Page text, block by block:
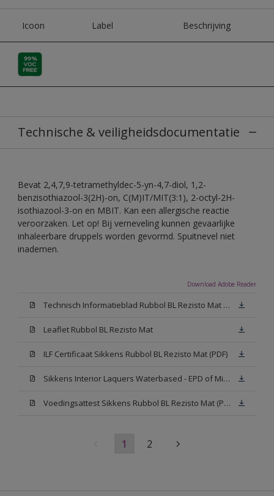
Icoon Label Beschrijving
Technische & veiligheidsdocumentatie
Bevat 2,4,7,9-tetramethyldec-5-yn-4,7-diol, 1,2-
benzisothiazool-3(2H)-on, C(M)IT/MIT(3:1), 2-octyl-2H-
isothiazool-3-on en MBIT. Kan een allergische reactie
veroorzaken. Let op! Bij verneveling kunnen gevaarlijke
inhaleerbare druppels worden gevormd. Spuitnevel niet
inademen.
Download Adobe Reader
Technisch Informatieblad Rubbol BL Rezisto Mat (PDF)
Leaflet Rubbol BL Rezisto Mat
ILF Certificaat Sikkens Rubbol BL Rezisto Mat (PDF)
Sikkens Interior Laquers Waterbased - EPD of Milieuproductverklaring
Voedingsattest Sikkens Rubbol BL Rezisto Mat (PDF)
1 2